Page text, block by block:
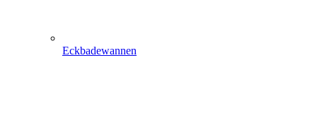
Eckbadewannen